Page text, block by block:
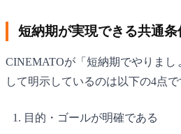
短納期が実現できる共通条
CINEMATOが「短納期でやりまし
して明示しているのは以下の4点で
目的・ゴールが明確である